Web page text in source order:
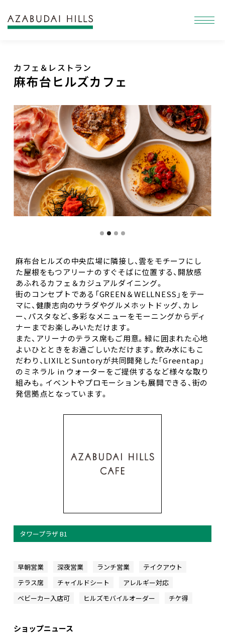
カフェ＆レストラン
麻布台ヒルズカフェ
タワープラザ B1
早朝営業 深夜営業 ランチ営業
テイクアウト
テラス席
チャイルドシート
アレルギー対応
ベビーカー入店可
ヒルズモバイルオーダー チケ得
麻布台ヒルズの中央広場に隣接し、雲をモチーフにし
た屋根をもつアリーナのすぐそばに位置する、開放感
あふれるカフェ＆カジュアルダイニング。
街のコンセプトである「GREEN＆WELLNESS」をテー
マに、健康志向のサラダやグルメホットドッグ、カレ
ー、パスタなど、多彩なメニューをモーニングからディ
ナーまでお楽しみいただけます。
また、アリーナのテラス席もご用意。緑に囲まれた心地
よいひとときをお過ごしいただけます。飲み水にもこ
だわり、LIXILとSuntoryが共同開発した「Greentap」
のミネラル in ウォーターをご提供するなど様々な取り
組みも。イベントやプロモーションも展開できる、街の
発信拠点となっています。
ショップニュース